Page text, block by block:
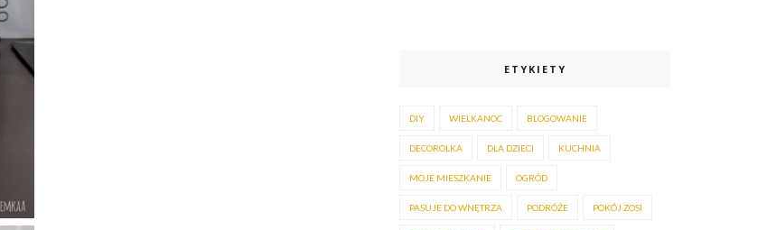
ETYKIETY
DIY WIELKANOC BLOGOWANIE
DECOROLKA DLA DZIECI KUCHNIA
MOJE MIESZKANIE OGRÓD
PASUJE DO WNĘTRZA PODRÓŻE POKÓJ ZOSI